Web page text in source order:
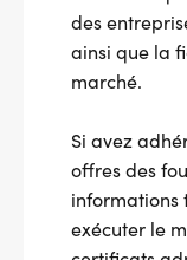
des
ainsi que la
marché.
Si avez
offres des
informations
exécuter le